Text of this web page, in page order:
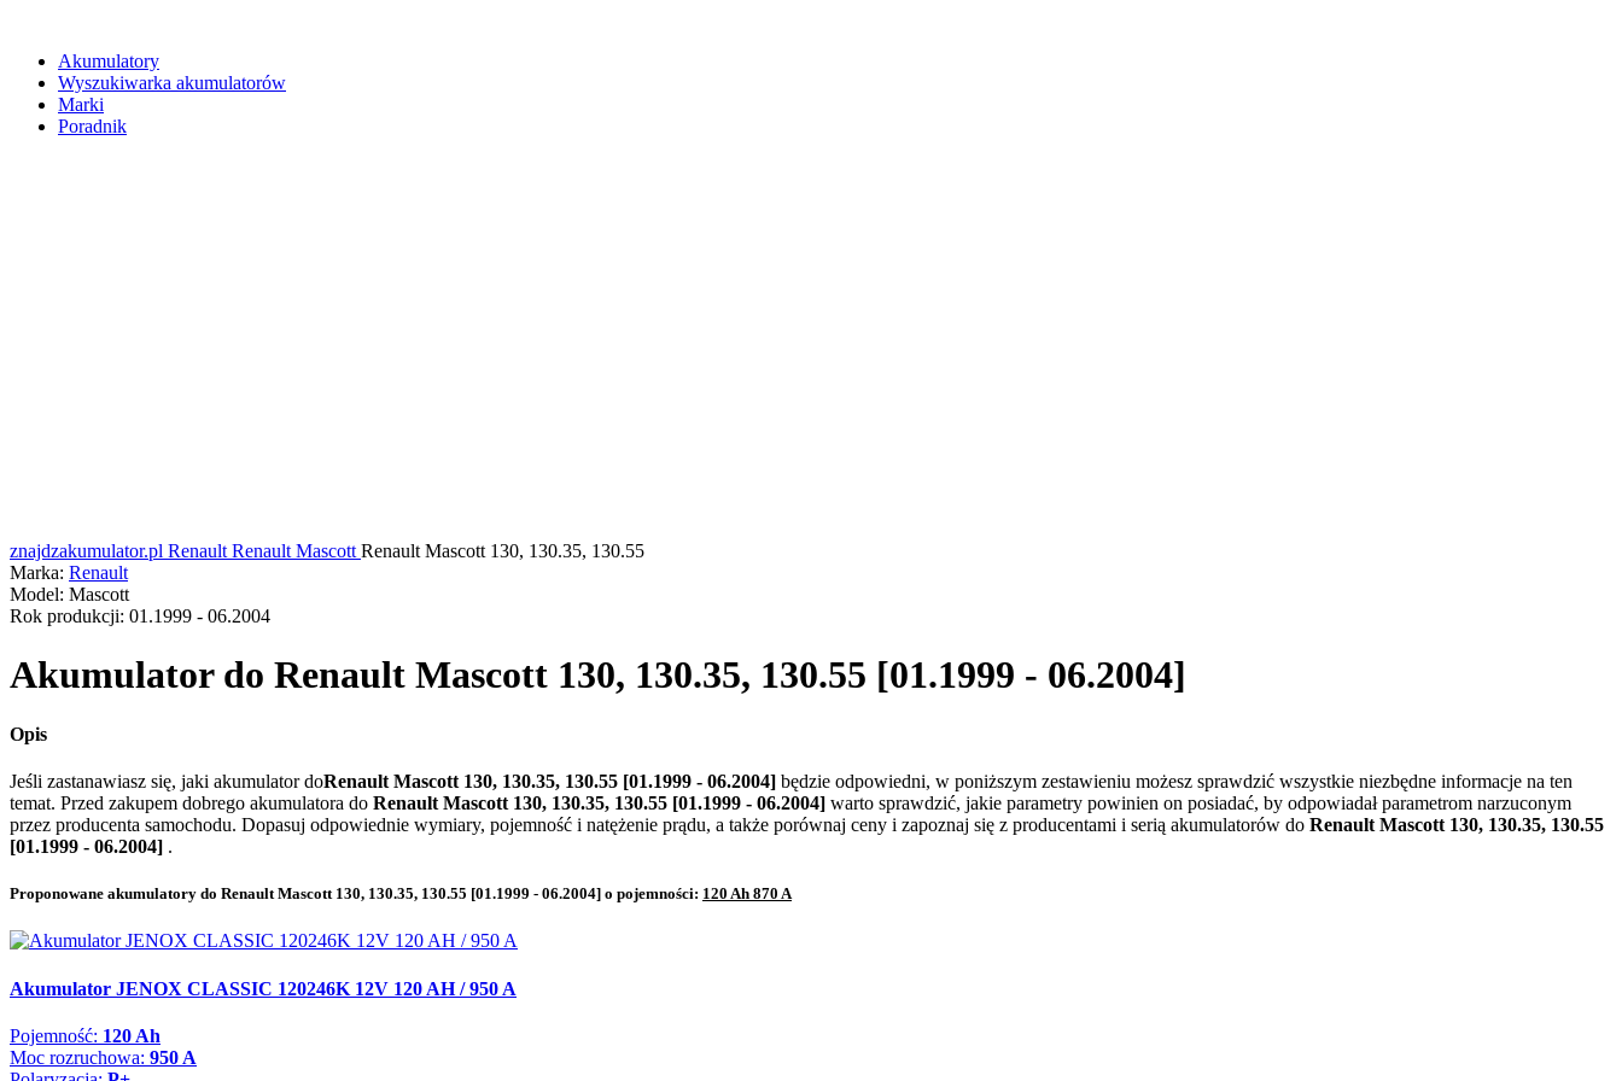
Akumulatory
Wyszukiwarka akumulatorów
Marki
Poradnik
znajdzakumulator.pl Renault Renault Mascott Renault Mascott 130, 130.35, 130.55
Marka: Renault
Model: Mascott
Rok produkcji: 01.1999 - 06.2004
Akumulator do Renault Mascott 130, 130.35, 130.55 [01.1999 - 06.2004]
Opis
Jeśli zastanawiasz się, jaki akumulator doRenault Mascott 130, 130.35, 130.55 [01.1999 - 06.2004] będzie odpowiedni, w poniższym zestawieniu możesz sprawdzić wszystkie niezbędne informacje na ten
temat. Przed zakupem dobrego akumulatora do Renault Mascott 130, 130.35, 130.55 [01.1999 - 06.2004] warto sprawdzić, jakie parametry powinien on posiadać, by odpowiadał parametrom narzuconym
przez producenta samochodu. Dopasuj odpowiednie wymiary, pojemność i natężenie prądu, a także porównaj ceny i zapoznaj się z producentami i serią akumulatorów do Renault Mascott 130, 130.35, 130.55
[01.1999 - 06.2004] .
Proponowane akumulatory do Renault Mascott 130, 130.35, 130.55 [01.1999 - 06.2004] o pojemności: 120 Ah 870 A
Akumulator JENOX CLASSIC 120246K 12V 120 AH / 950 A
Pojemność: 120 Ah
Moc rozruchowa: 950 A